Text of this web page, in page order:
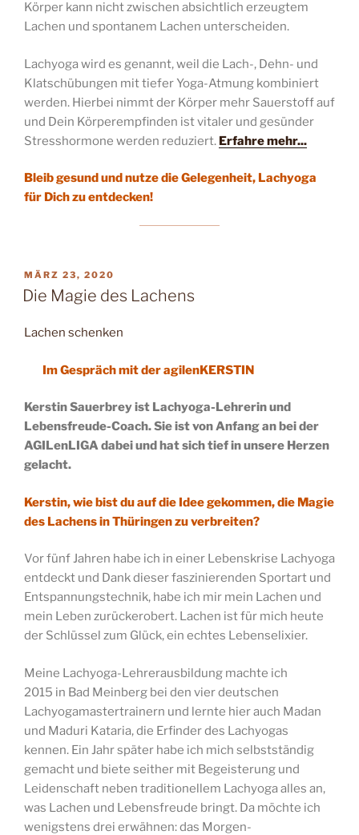
Körper kann nicht zwischen absichtlich erzeugtem
Lachen und spontanem Lachen unterscheiden.
Lachyoga wird es genannt, weil die Lach-, Dehn- und
Klatschübungen mit tiefer Yoga-Atmung kombiniert
werden. Hierbei nimmt der Körper mehr Sauerstoff auf
und Dein Körperempfinden ist vitaler und gesünder
Stresshormone werden reduziert. Erfahre mehr...
Bleib gesund und nutze die Gelegenheit, Lachyoga
für Dich zu entdecken!
VERÖFFENTLICHT
AM
MÄRZ 23, 2020
Die Magie des Lachens
Lachen schenken
Im Gespräch mit der agilenKERSTIN
Kerstin Sauerbrey ist Lachyoga-Lehrerin und
Lebensfreude-Coach. Sie ist von Anfang an bei der
AGILenLIGA dabei und hat sich tief in unsere Herzen
gelacht.
Kerstin, wie bist du auf die Idee gekommen, die Magie
des Lachens in Thüringen zu verbreiten?
Vor fünf Jahren habe ich in einer Lebenskrise Lachyoga
entdeckt und Dank dieser faszinierenden Sportart und
Entspannungstechnik, habe ich mir mein Lachen und
mein Leben zurückerobert. Lachen ist für mich heute
der Schlüssel zum Glück, ein echtes Lebenselixier.
Meine Lachyoga-Lehrerausbildung machte ich
2015 in Bad Meinberg bei den vier deutschen
Lachyogamastertrainern und lernte hier auch Madan
und Maduri Kataria, die Erfinder des Lachyogas
kennen. Ein Jahr später habe ich mich selbstständig
gemacht und biete seither mit Begeisterung und
Leidenschaft neben traditionellem Lachyoga alles an,
was Lachen und Lebensfreude bringt. Da möchte ich
wenigstens drei erwähnen: das Morgen-